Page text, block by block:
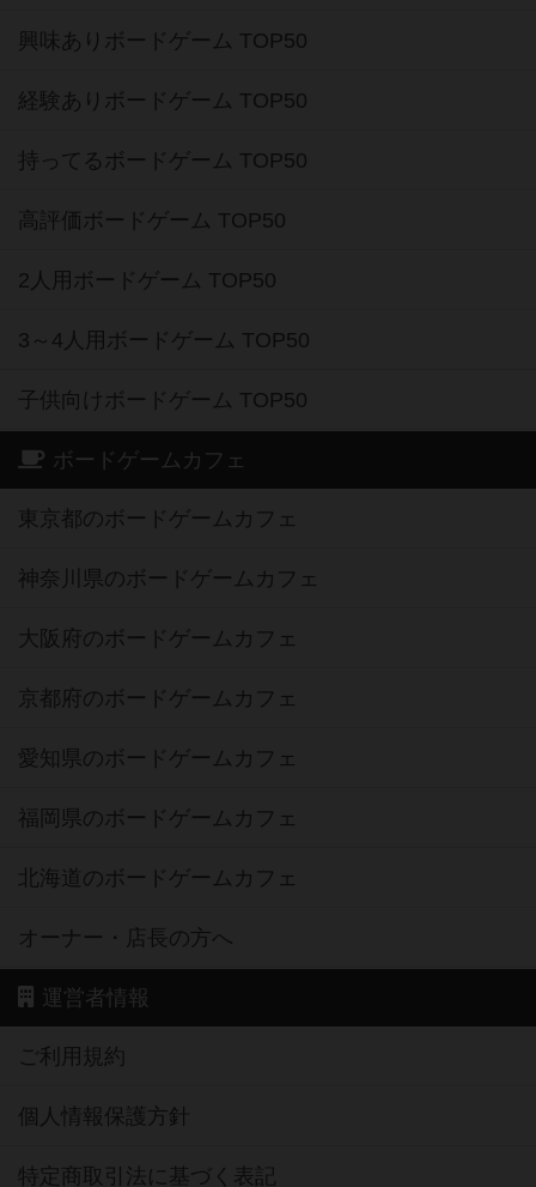
興味ありボードゲーム TOP50
経験ありボードゲーム TOP50
持ってるボードゲーム TOP50
高評価ボードゲーム TOP50
2人用ボードゲーム TOP50
3～4人用ボードゲーム TOP50
子供向けボードゲーム TOP50
ボードゲームカフェ
東京都のボードゲームカフェ
神奈川県のボードゲームカフェ
大阪府のボードゲームカフェ
京都府のボードゲームカフェ
愛知県のボードゲームカフェ
福岡県のボードゲームカフェ
北海道のボードゲームカフェ
オーナー・店長の方へ
運営者情報
ご利用規約
個人情報保護方針
特定商取引法に基づく表記